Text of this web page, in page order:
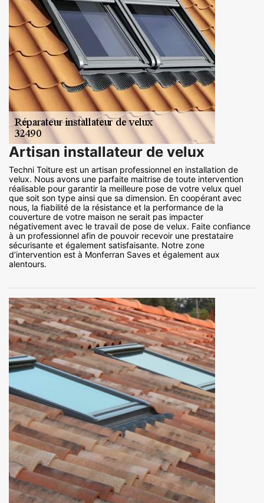
Artisan installateur de velux
Techni Toiture est un artisan professionnel en installation de
velux. Nous avons une parfaite maitrise de toute intervention
réalisable pour garantir la meilleure pose de votre velux quel
que soit son type ainsi que sa dimension. En coopérant avec
nous, la fiabilité de la résistance et la performance de la
couverture de votre maison ne serait pas impacter
négativement avec le travail de pose de velux. Faite confiance
à un professionnel afin de pouvoir recevoir une prestataire
sécurisante et également satisfaisante. Notre zone
d’intervention est à Monferran Saves et également aux
alentours.